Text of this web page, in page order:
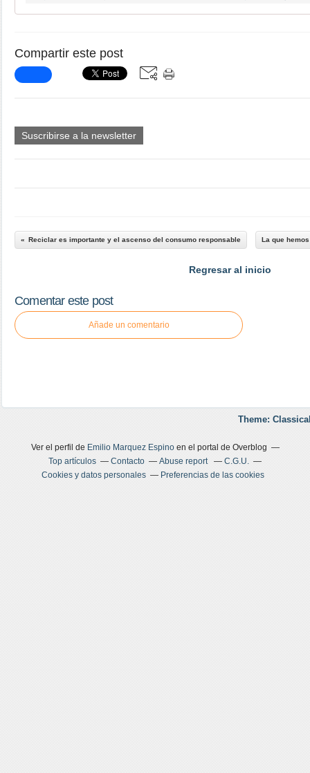
Compartir este post
Suscribirse a la newsletter
Reciclar es importante y el ascenso del consumo responsable La que
Regresar al inicio
Comentar este post
Añade un comentario
Theme:
Ver el perfil de Emilio Marquez Espinoen el portal de Overblog
Top artículos
Contacto Abuse report
C.G.U.
Cookies y datos personales
Preferencias de las cookies